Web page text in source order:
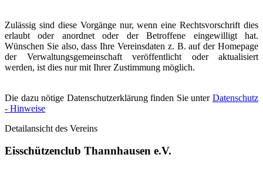
Zulässig sind diese Vorgänge nur, wenn eine Rechtsvorschrift dies
erlaubt oder anordnet oder der Betroffene eingewilligt hat.
Wünschen Sie also, dass Ihre Vereinsdaten z. B. auf der Homepage
der Verwaltungsgemeinschaft veröffentlicht oder aktualisiert
werden, ist dies nur mit Ihrer Zustimmung möglich.
Die dazu nötige Datenschutzerklärung finden Sie unter Datenschutz
- Hinweise
Detailansicht des Vereins
Eisschützenclub Thannhausen e.V.